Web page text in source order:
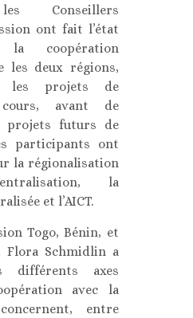
Conseillers
ont fait l’état
coopération
les deux régions,
les projets de
avant de
projets futurs de
participants ont
la régionalisation
la
et l’AICT.
Togo, Bénin, et
Flora Schmidlin a
différents axes
avec la
entre